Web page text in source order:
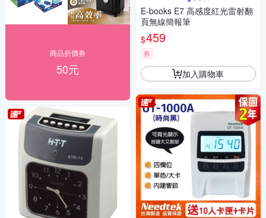
商品折價券
50元
E-books E7 高感度紅光雷射翻
頁無線簡報筆
$459
券
加入購物車